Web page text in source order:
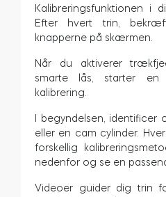
Cylindere
Adaptere
Kalibreringsfunktionen i
Efter hvert trin,
knapperne på skærmen.
Når du aktiverer
smarte lås, starter en
kalibrering.
I begyndelsen,
eller en cam cylinder.
forskellig
nedenfor og se en
Videoer guider dig trin